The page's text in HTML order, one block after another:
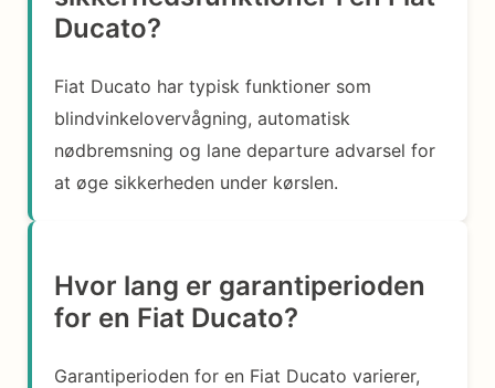
Ducato?
Fiat Ducato har typisk funktioner som
blindvinkelovervågning, automatisk
nødbremsning og lane departure advarsel for
at øge sikkerheden under kørslen.
Hvor lang er garantiperioden
for en Fiat Ducato?
Garantiperioden for en Fiat Ducato varierer,